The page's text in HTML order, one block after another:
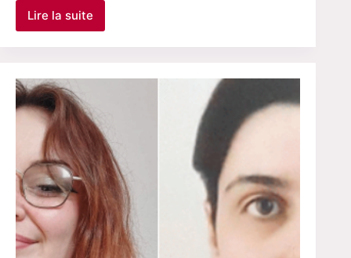
Lire la suite
Le
–
Séminaire
de
l’axe
« Numérique »
du
Cerlis